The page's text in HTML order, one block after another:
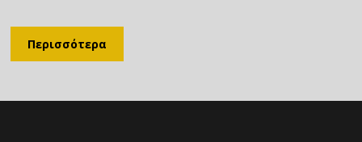
Περισσότερα